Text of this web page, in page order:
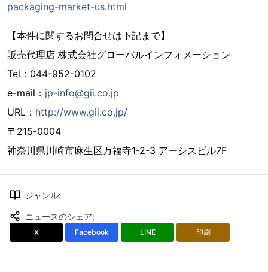
packaging-market-us.html
【本件に関するお問合せは下記まで】
販売代理店 株式会社グローバルインフォメーション
Tel：044-952-0102
e-mail： jp-info@gii.co.jp
URL： http://www.gii.co.jp/
〒215-0004
神奈川県川崎市麻生区万福寺1-2-3 アーシスビル7F
ジャンル:
ニュースのシェア:
X Facebook LINE 印刷